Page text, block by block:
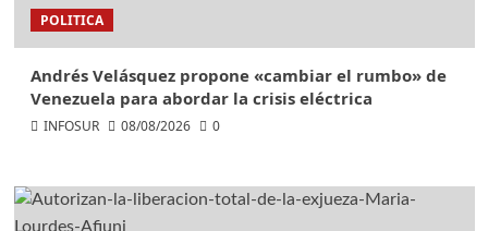
POLITICA
Andrés Velásquez propone «cambiar el rumbo» de
Venezuela para abordar la crisis eléctrica
INFOSUR 08/08/2026 0